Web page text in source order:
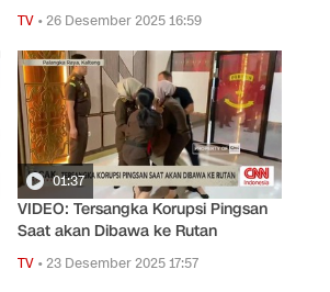
TV•26 Desember 2025 16:59
01:37
VIDEO: Tersangka Korupsi Pingsan
Saat akan Dibawa ke Rutan
TV•23 Desember 2025 17:57